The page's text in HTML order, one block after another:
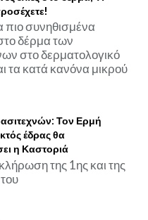
συνηθισμένα
δέρμα των
στο δερματολογικό
τα κατά κανόνα μικρού
Τον Ερμή
έδρας θα
η Καστοριά
της 1ης και της